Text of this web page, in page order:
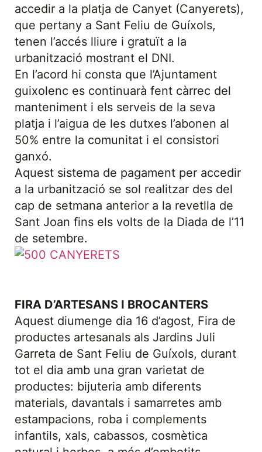
accedir a la platja de Canyet (Canyerets),
que pertany a Sant Feliu de Guíxols,
tenen l’accés lliure i gratuït a la
urbanització mostrant el DNI.
En l’acord hi consta que l’Ajuntament
guixolenc es continuarà fent càrrec del
manteniment i els serveis de la seva
platja i l’aigua de les dutxes l’abonen al
50% entre la comunitat i el consistori
ganxó.
Aquest sistema de pagament per accedir
a la urbanització se sol realitzar des del
cap de setmana anterior a la revetlla de
Sant Joan fins els volts de la Diada de l’11
de setembre.
FIRA D’ARTESANS I BROCANTERS
Aquest diumenge dia 16 d’agost, Fira de
productes artesanals als Jardins Juli
Garreta de Sant Feliu de Guíxols, durant
tot el dia amb una gran varietat de
productes: bijuteria amb diferents
materials, davantals i samarretes amb
estampacions, roba i complements
infantils, xals, cabassos, cosmètica